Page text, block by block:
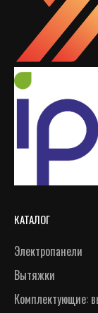
КАТАЛОГ
Электропанели
Вытяжки
Комплектующие: